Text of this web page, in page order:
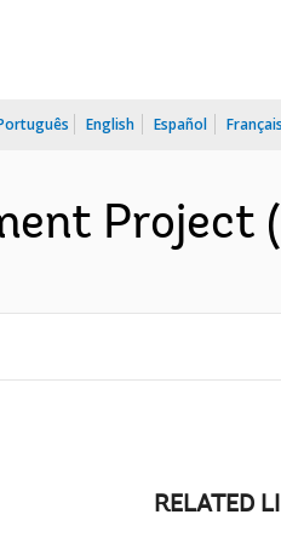
English Español Français
Project
RELATED